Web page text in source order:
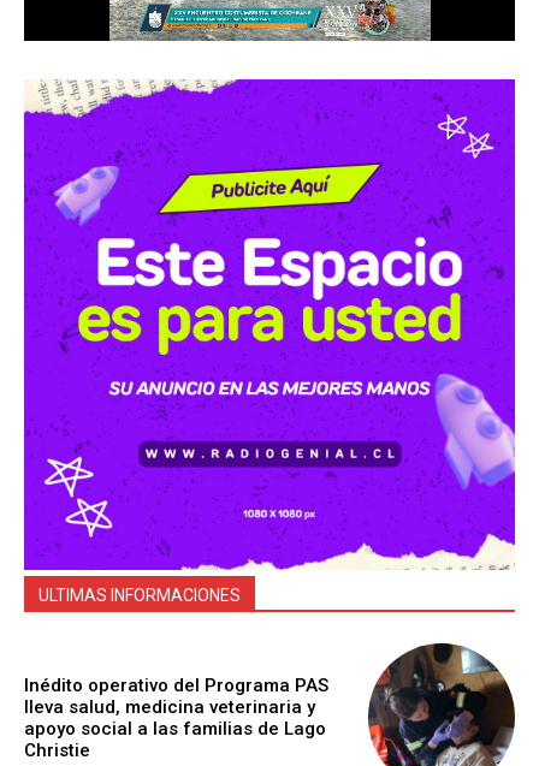
ULTIMAS INFORMACIONES
Inédito operativo del Programa PAS
lleva salud, medicina veterinaria y
apoyo social a las familias de Lago
Christie